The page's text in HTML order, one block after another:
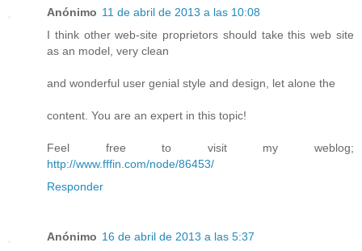
Anónimo 11 de abril de 2013 a las 10:08
I think other web-site proprietors should take this web site
as an model, very clean
and wonderful user genial style and design, let alone the
content. You are an expert in this topic!
Feel free to visit my weblog;
http://www.fffin.com/node/86453/
Responder
Anónimo 16 de abril de 2013 a las 5:37